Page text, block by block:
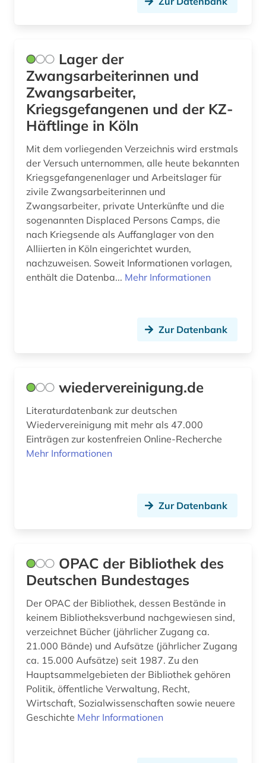
Lager der
Zwangsarbeiterinnen und
Zwangsarbeiter,
Kriegsgefangenen und der KZ-
Häftlinge in Köln
Mit dem vorliegenden Verzeichnis wird erstmals
der Versuch unternommen, alle heute bekannten
Kriegsgefangenenlager und Arbeitslager für
zivile Zwangsarbeiterinnen und
Zwangsarbeiter, private Unterkünfte und die
sogenannten Displaced Persons Camps, die
nach Kriegsende als Auffanglager von den
Alliierten in Köln eingerichtet wurden,
nachzuweisen. Soweit Informationen vorlagen,
enthält die Datenba... Mehr Informationen
Zur Datenbank
wiedervereinigung.de
Literaturdatenbank zur deutschen
Wiedervereinigung mit mehr als 47.000
Einträgen zur kostenfreien Online-Recherche
Mehr Informationen
Zur Datenbank
OPAC der Bibliothek des
Deutschen Bundestages
Der OPAC der Bibliothek, dessen Bestände in
keinem Bibliotheksverbund nachgewiesen sind,
verzeichnet Bücher (jährlicher Zugang ca.
21.000 Bände) und Aufsätze (jährlicher Zugang
ca. 15.000 Aufsätze) seit 1987. Zu den
Hauptsammelgebieten der Bibliothek gehören
Politik, öffentliche Verwaltung, Recht,
Wirtschaft, Sozialwissenschaften sowie neuere
Geschichte Mehr Informationen